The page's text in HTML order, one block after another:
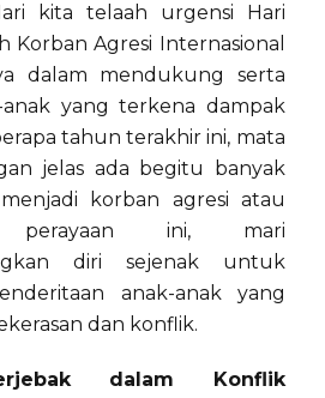
kita telaah urgensi Hari
Korban Agresi Internasional
dalam mendukung serta
yang terkena dampak
tahun terakhir ini, mata
jelas ada begitu banyak
korban agresi atau
ini, mari
diri sejenak untuk
anak-anak yang
dan konflik.
dalam Konflik